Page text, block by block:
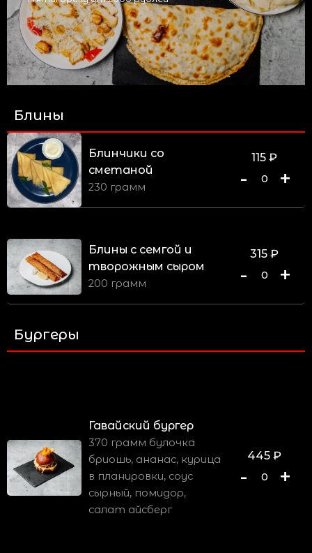
Блины
Блинчики со
сметаной
230 грамм
115 ₽
- 0 +
Блины с семгой и
творожным сыром
200 грамм
315 ₽
- 0 +
Бургеры
Гавайский бургер
370 грамм булочка
бриошь, ананас, курица
в планировки, соус
сырный, помидор,
салат айсберг
445 ₽
- 0 +